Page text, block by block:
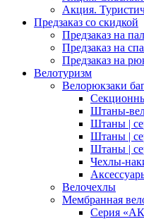
Акция.
Предзаказ со скидкой
Предзаказ на
Предзаказ на
Предзаказ на
Велотуризм
Велорюкзаки
Штаны-
Штаны |
Штаны |
Штаны |
Чехлы-
Велочехлы
Мембранная
Серия